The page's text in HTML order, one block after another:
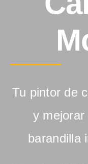
Tu pintor de
y
barandilla